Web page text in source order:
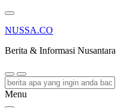
NUSSA.CO
Berita & Informasi Nusantara
Menu